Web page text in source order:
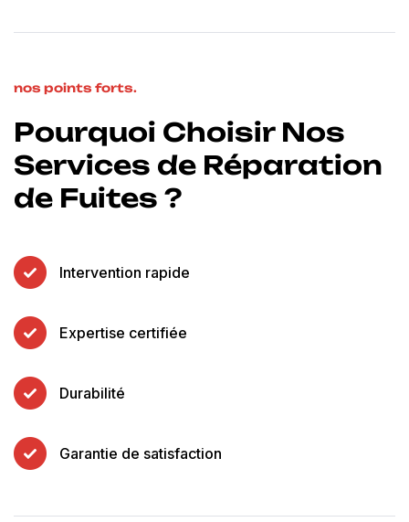
nos points forts.
Pourquoi Choisir Nos
Services de Réparation
de Fuites ?
Intervention rapide
Expertise certifiée
Durabilité
Garantie de satisfaction